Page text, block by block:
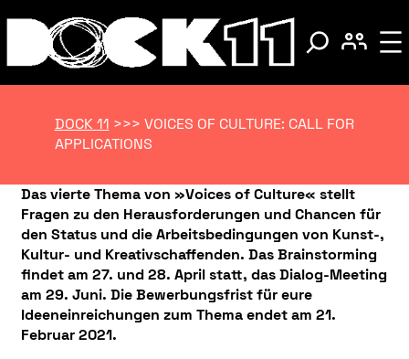
DOCK 11 >>> VOICES OF CULTURE: CALL FOR
APPLICATIONS
Das vierte Thema von »Voices of Culture« stellt
Fragen zu den Herausforderungen und Chancen für
den Status und die Arbeitsbedingungen von Kunst-,
Kultur- und Kreativschaffenden. Das Brainstorming
findet am 27. und 28. April statt, das Dialog-Meeting
am 29. Juni. Die Bewerbungsfrist für eure
Ideeneinreichungen zum Thema endet am 21.
Februar 2021.